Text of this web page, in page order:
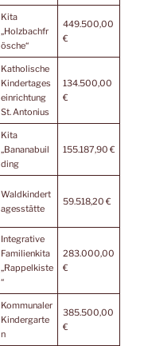
Kita
„Holzbachfr
ösche“
449.500,00
€
Katholische
Kindertages
einrichtung
St. Antonius
134.500,00
€
Kita
„Bananabuil
ding
155.187,90 €
Waldkindert
agesstätte
59.518,20 €
Integrative
Familienkita
„Rappelkiste
“
283.000,00
€
Kommunaler
Kindergarte
n
385.500,00
€